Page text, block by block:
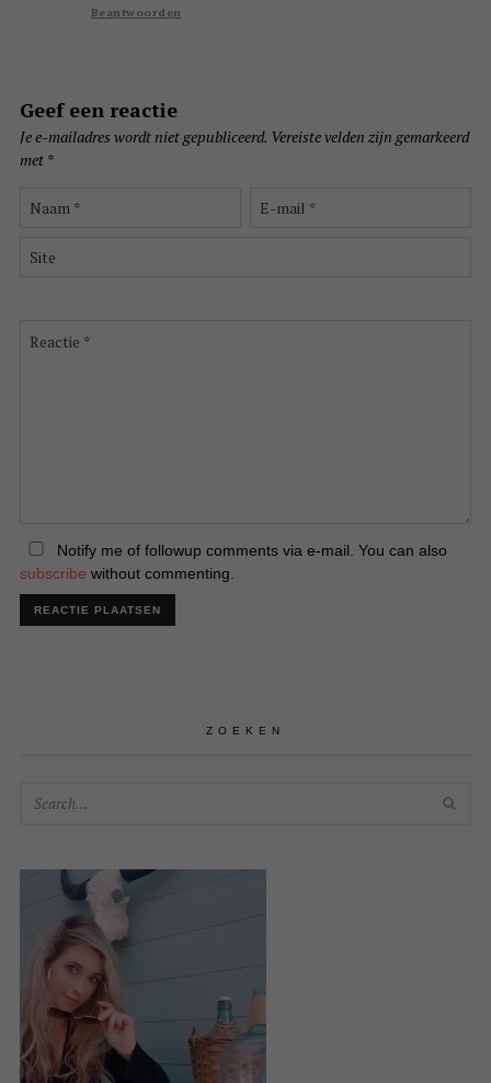
Beantwoorden
Geef een reactie
Je e-mailadres wordt niet gepubliceerd. Vereiste velden zijn gemarkeerd
met *
Notify me of followup comments via e-mail. You can also
subscribe without commenting.
ZOEKEN